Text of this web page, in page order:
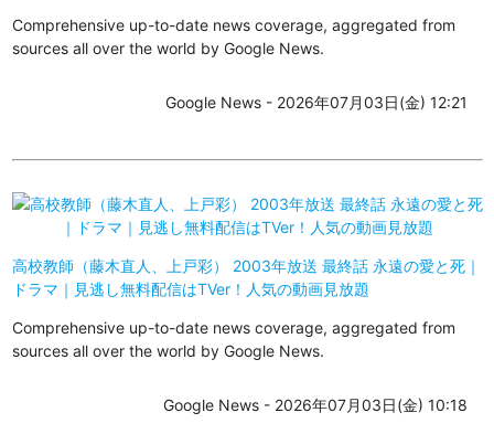
Comprehensive up-to-date news coverage, aggregated from
sources all over the world by Google News.
Google News - 2026年07月03日(金) 12:21
高校教師（藤木直人、上戸彩） 2003年放送 最終話 永遠の愛と死｜
ドラマ｜見逃し無料配信はTVer！人気の動画見放題
Comprehensive up-to-date news coverage, aggregated from
sources all over the world by Google News.
Google News - 2026年07月03日(金) 10:18